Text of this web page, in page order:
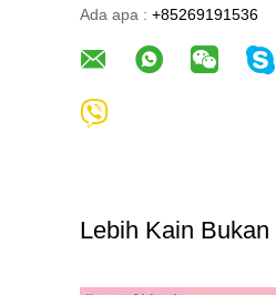
Ada apa : +85269191536
Lebih Kain